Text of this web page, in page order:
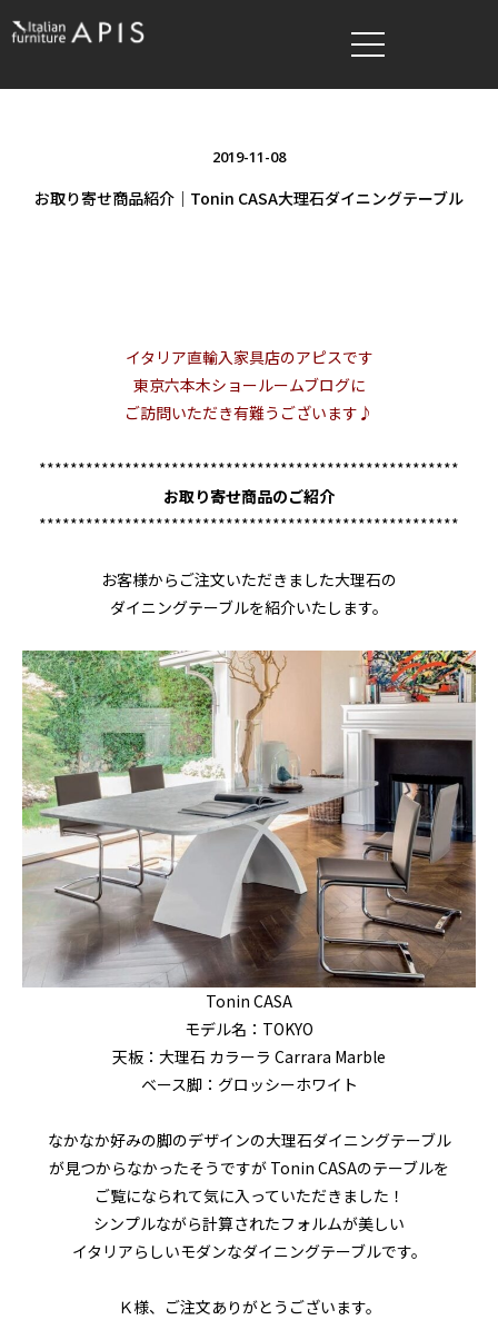
2019-11-08
お取り寄せ商品紹介｜Tonin CASA大理石ダイニングテーブル
イタリア直輸入家具店のアピスです
東京六本木ショールームブログに
ご訪問いただき有難うございます♪
******************************************************
お取り寄せ商品のご紹介
******************************************************
お客様からご注文いただきました大理石の
ダイニングテーブルを紹介いたします。
Tonin CASA
モデル名：TOKYO
天板：大理石 カラーラ Carrara Marble
ベース脚：グロッシーホワイト
なかなか好みの脚のデザインの大理石ダイニングテーブル
が見つからなかったそうですが Tonin CASAのテーブルを
ご覧になられて気に入っていただきました！
シンプルながら計算されたフォルムが美しい
イタリアらしいモダンなダイニングテーブルです。
Ｋ様、ご注文ありがとうございます。